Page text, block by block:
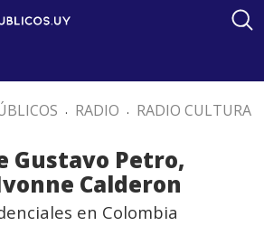
. RADIO . RADIO CULTURA
Gustavo Petro,
Calderon
en Colombia